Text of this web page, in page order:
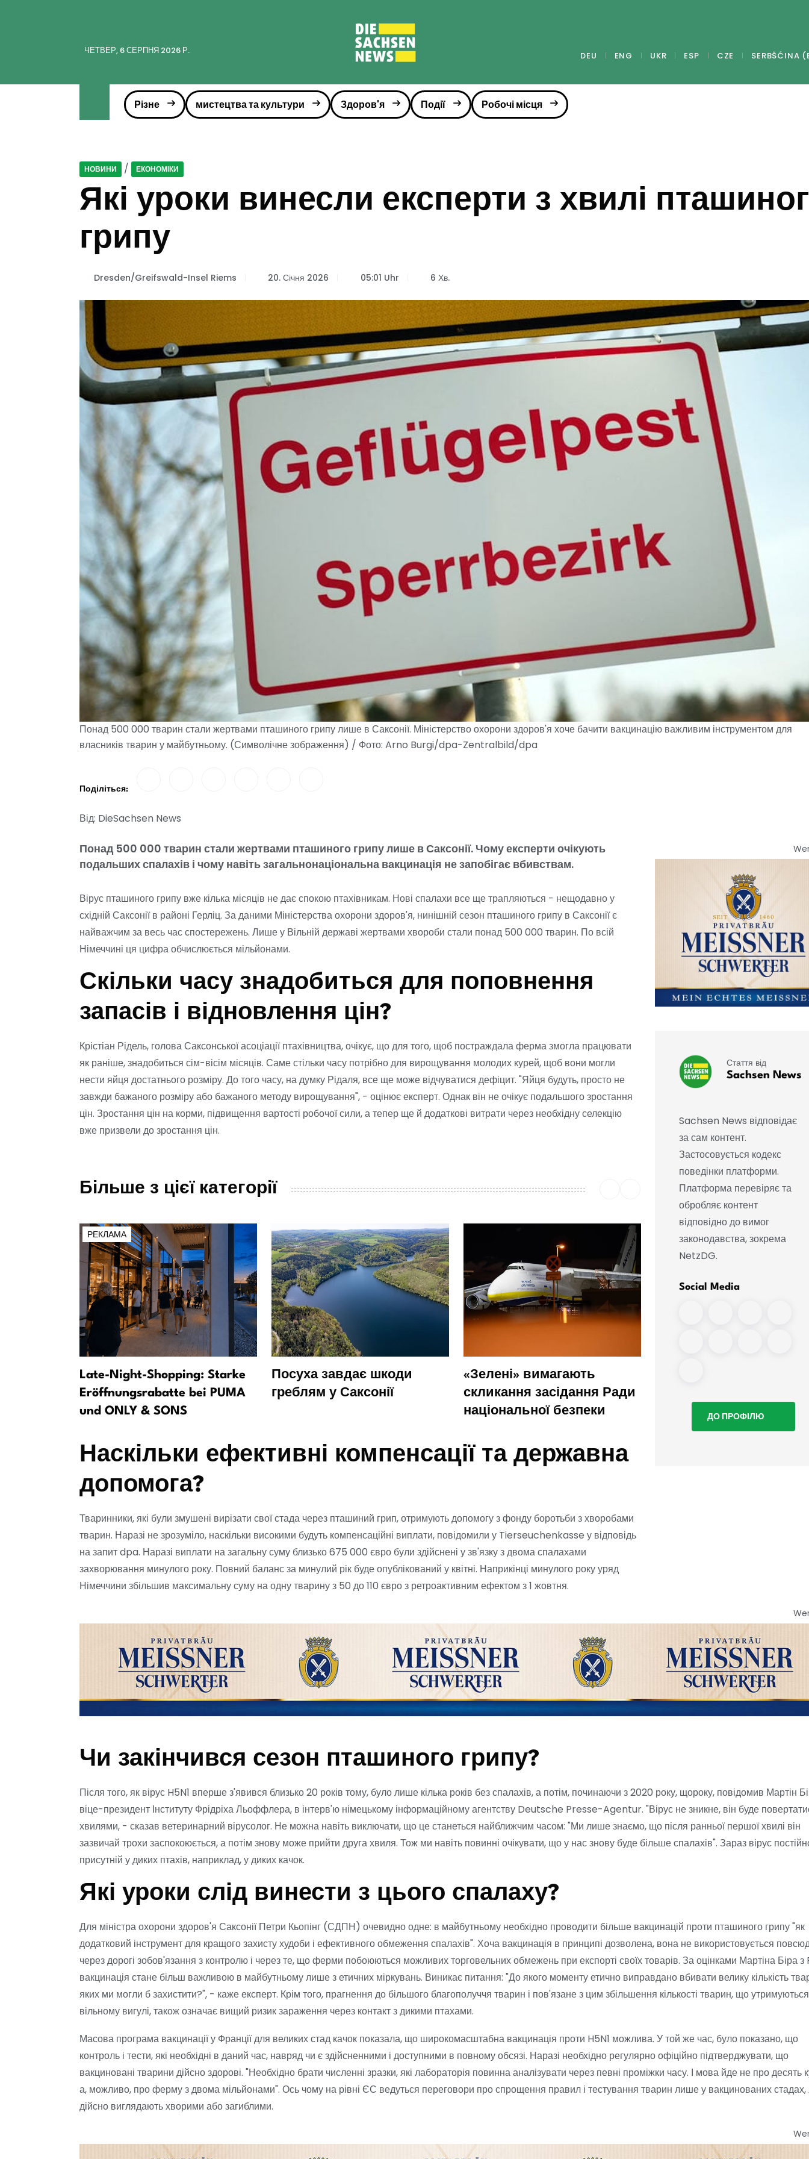
ЧЕТВЕР, 6 СЕРПНЯ 2026 Р. DEU ENG UKR ESP CZE SERBŠĆINA
Різне мистецтва та культури Здоров'я Події Робочі місця
НОВИНИ / ЕКОНОМІКИ
Які уроки винесли експерти з хвилі
грипу
Dresden/Greifswald-Insel Riems 20. Січня 2026 05:01 Uhr 6 Хв.
Понад 500 000 тварин стали жертвами пташиного грипу лише в Саксонії. Міністерство охорони здоров'я хоче бачити вакцинацію важливим інструментом для
власників тварин у майбутньому. (Символічне зображення) / Фото: Arno Burgi/dpa-Zentralbild/dpa
Поділіться:
Від: DieSachsen News
Понад 500 000 тварин стали жертвами пташиного грипу лише в Саксонії. Чому експерти очікують
подальших спалахів і чому навіть загальнонаціональна вакцинація не запобігає вбивствам.
Вірус пташиного грипу вже кілька місяців не дає спокою птахівникам. Нові спалахи все ще трапляються - нещодавно у
східній Саксонії в районі Герліц. За даними Міністерства охорони здоров'я, нинішній сезон пташиного грипу в Саксонії є
найважчим за весь час спостережень. Лише у Вільній державі жертвами хвороби стали понад 500 000 тварин. По всій
Німеччині ця цифра обчислюється мільйонами.
Скільки часу знадобиться для поповнення
запасів і відновлення цін?
Крістіан Рідель, голова Саксонської асоціації птахівництва, очікує, що для того, щоб постраждала ферма змогла працювати
як раніше, знадобиться сім-вісім місяців. Саме стільки часу потрібно для вирощування молодих курей, щоб вони могли
нести яйця достатнього розміру. До того часу, на думку Рідаля, все ще може відчуватися дефіцит. "Яйця будуть, просто не
завжди бажаного розміру або бажаного методу вирощування", - оцінює експерт. Однак він не очікує подальшого зростання
цін. Зростання цін на корми, підвищення вартості робочої сили, а тепер ще й додаткові витрати через необхідну селекцію
вже призвели до зростання цін.
Більше з цієї категорії
РЕКЛАМА
Late-Night-Shopping: Starke
Eröffnungsrabatte bei PUMA
und ONLY & SONS
Посуха завдає шкоди
греблям у Саксонії
«Зелені» вимагають
скликання засідання Ради
національної безпеки
предмета
Наскільки ефективні компенсації та державна
допомога?
Тваринники, які були змушені вирізати свої стада через пташиний грип, отримують допомогу з фонду боротьби з хворобами
тварин. Наразі не зрозуміло, наскільки високими будуть компенсаційні виплати, повідомили у Tierseuchenkasse у відповідь
на запит dpa. Наразі виплати на загальну суму близько 675 000 євро були здійснені у зв'язку з двома спалахами
захворювання минулого року. Повний баланс за минулий рік буде опублікований у квітні. Наприкінці минулого року уряд
Німеччини збільшив максимальну суму на одну тварину з 50 до 110 євро з ретроактивним ефектом з 1 жовтня.
Стаття від
Sachsen News
Sachsen News відповідає
за сам контент.
Застосовується кодекс
поведінки платформи.
Платформа перевіряє та
обробляє контент
відповідно до вимог
законодавства, зокрема
NetzDG.
Social Media
ДО ПРОФІЛЮ
Чи закінчився сезон пташиного грипу?
Після того, як вірус H5N1 вперше з'явився близько 20 років тому, було лише кілька років без спалахів, а потім, починаючи з 2020 року, щороку, повідомив Мартін
віце-президент Інституту Фрідріха Льоффлера, в інтерв'ю німецькому інформаційному агентству Deutsche Presse-Agentur. "Вірус не зникне, він буде
хвилями, - сказав ветеринарний вірусолог. Не можна навіть виключати, що це станеться найближчим часом: "Ми лише знаємо, що після ранньої першої хвилі він
зазвичай трохи заспокоюється, а потім знову може прийти друга хвиля. Тож ми навіть повинні очікувати, що у нас знову буде більше спалахів". Зараз вірус
присутній у диких птахів, наприклад, у диких качок.
Які уроки слід винести з цього спалаху?
Для міністра охорони здоров'я Саксонії Петри Кьопінг (СДПН) очевидно одне: в майбутньому необхідно проводити більше вакцинацій проти пташиного грипу "як
додатковий інструмент для кращого захисту худоби і ефективного обмеження спалахів". Хоча вакцинація в принципі дозволена, вона не використовується
через дорогі зобов'язання з контролю і через те, що ферми побоюються можливих торговельних обмежень при експорті своїх товарів. За оцінками Мартіна Біра з
вакцинація стане більш важливою в майбутньому лише з етичних міркувань. Виникає питання: "До якого моменту етично виправдано вбивати велику кількість
яких ми могли б захистити?", - каже експерт. Крім того, прагнення до більшого благополуччя тварин і пов'язане з цим збільшення кількості тварин, що
вільному вигулі, також означає вищий ризик зараження через контакт з дикими птахами.
Масова програма вакцинації у Франції для великих стад качок показала, що широкомасштабна вакцинація проти H5N1 можлива. У той же час, було показано, що
контроль і тести, які необхідні в даний час, навряд чи є здійсненними і доступними в повному обсязі. Наразі необхідно регулярно офіційно підтверджувати, що
вакциновані тварини дійсно здорові. "Необхідно брати численні зразки, які лабораторія повинна аналізувати через певні проміжки часу. І мова йде не про десять
а, можливо, про ферму з двома мільйонами". Ось чому на рівні ЄС ведуться переговори про спрощення правил і тестування тварин лише у вакцинованих стадах,
дійсно виглядають хворими або загиблими.